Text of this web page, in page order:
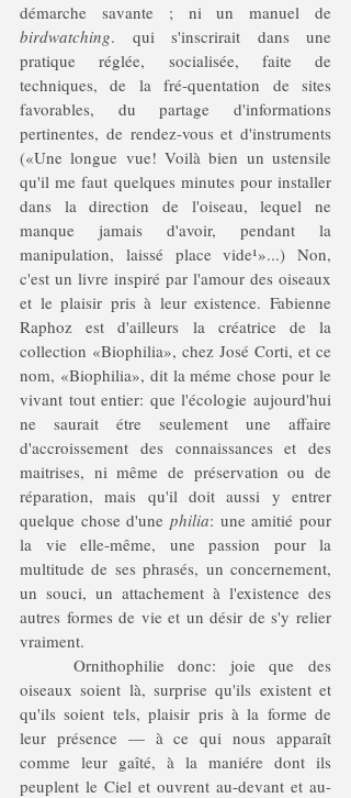
birdwatching. qui s'inscrirait dans une
pratique réglée, socialisée, faite de
techniques, de la fré-quentation de sites
favorables, du partage d'informations
pertinentes, de rendez-vous et d'instruments
(«Une longue vue! Voilà bien un ustensile
qu'il me faut quelques minutes pour installer
dans la direction de l'oiseau, lequel ne
manque jamais d'avoir, pendant la
manipulation, laissé place vide¹»...) Non,
c'est un livre inspiré par l'amour des oiseaux
et le plaisir pris à leur existence. Fabienne
Raphoz est d'ailleurs la créatrice de la
collection «Biophilia», chez José Corti, et ce
nom, «Biophilia», dit la méme chose pour le
vivant tout entier: que l'écologie aujourd'hui
ne saurait étre seulement une affaire
d'accroissement des connaissances et des
maitrises, ni même de préservation ou de
réparation, mais qu'il doit aussi y entrer
quelque chose d'une philia: une amitié pour
la vie elle-même, une passion pour la
multitude de ses phrasés, un concernement,
un souci, un attachement à l'existence des
autres formes de vie et un désir de s'y relier
vraiment.
oiseaux soient là, surprise qu'ils existent et
qu'ils soient tels, plaisir pris à la forme de
leur présence — à ce qui nous apparaît
comme leur gaîté, à la maniére dont ils
peuplent le Ciel et ouvrent au-devant et au-